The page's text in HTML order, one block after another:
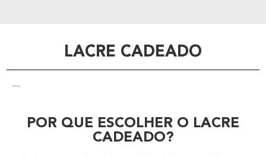
LACRE CADEADO
POR QUE ESCOLHER O LACRE
CADEADO?